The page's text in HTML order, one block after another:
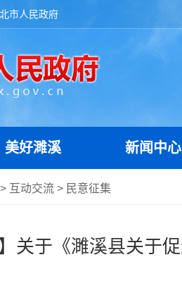
市人民政府
美好濉溪 新闻中心
> 互动交流 > 民意征集
】关于《濉溪县关于